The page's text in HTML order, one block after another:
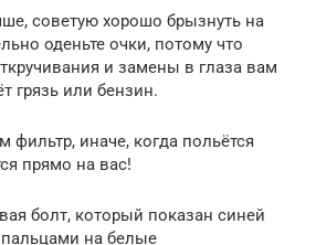
советую хорошо брызнуть на
оденьте очки, потому что
и замены в глаза вам
грязь или бензин.
фильтр, иначе, когда польётся
прямо на вас!
болт, который показан синей
пальцами на белые